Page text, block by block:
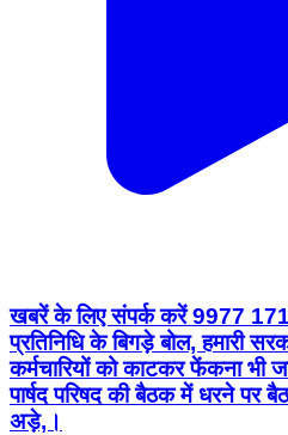
खबरें के लिए संपर्क करें 9977
प्रतिनिधि के बिगड़े बोल, हमारी
कर्मचारियों को काटकर फेंकना भी
पार्षद परिषद की बैठक में धरने पर
अड़े,।